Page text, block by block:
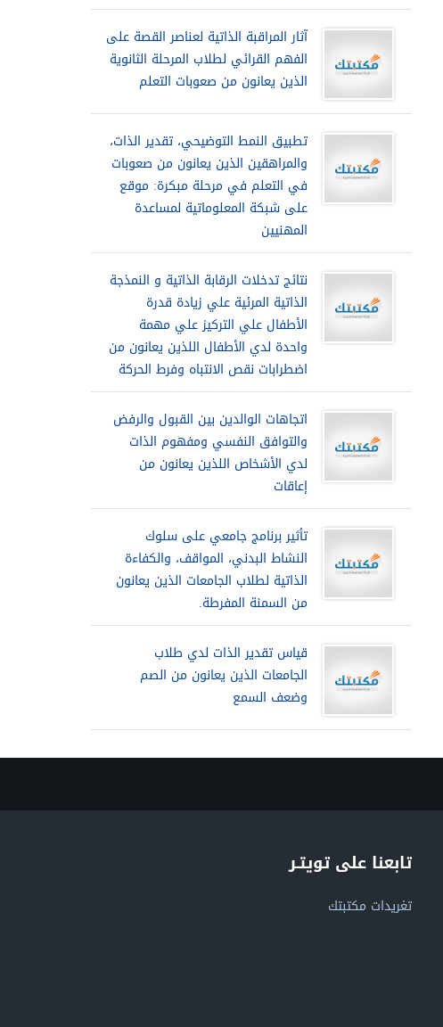
آثار المراقبة الذاتية لعناصر القصة على
الفهم القرائي لطلاب المرحلة الثانوية
الذين يعانون من صعوبات التعلم
تطبيق النمط التوضيحي، تقدير الذات،
والمراهقين الذين يعانون من صعوبات
في التعلم في مرحلة مبكرة: موقع
على شبكة المعلوماتية لمساعدة
المهنيين
نتائج تدخلات الرقابة الذاتية و النمذجة
الذاتية المرئية علي زيادة قدرة
الأطفال علي التركيز علي مهمة
واحدة لدي الأطفال اللذين يعانون من
اضطرابات نقص الانتباه وفرط الحركة
اتجاهات الوالدين بين القبول والرفض
والتوافق النفسي ومفهوم الذات
لدي الأشخاص اللذين يعانون من
إعاقات
تأثير برنامج جامعي على سلوك
النشاط البدني، المواقف، والكفاءة
الذاتية لطلاب الجامعات الذين يعانون
من السمنة المفرطة.
قياس تقدير الذات لدي طلاب
الجامعات الذين يعانون من الصم
وضعف السمع
تابعنا على تويتـر
تغريدات مكتبتك